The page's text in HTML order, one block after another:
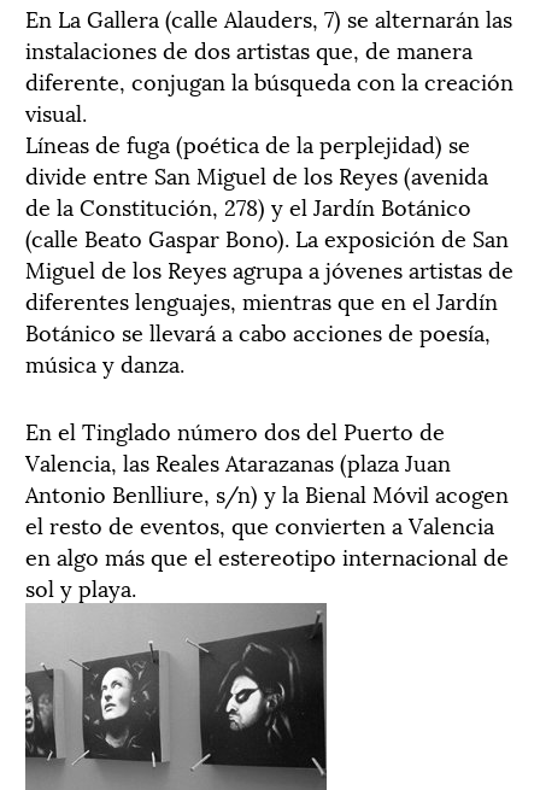
En La Gallera (calle Alauders, 7) se alternarán las
instalaciones de dos artistas que, de manera
diferente, conjugan la búsqueda con la creación
visual.
Líneas de fuga (poética de la perplejidad) se
divide entre San Miguel de los Reyes (avenida
de la Constitución, 278) y el Jardín Botánico
(calle Beato Gaspar Bono). La exposición de San
Miguel de los Reyes agrupa a jóvenes artistas de
diferentes lenguajes, mientras que en el Jardín
Botánico se llevará a cabo acciones de poesía,
música y danza.
En el Tinglado número dos del Puerto de
Valencia, las Reales Atarazanas (plaza Juan
Antonio Benlliure, s/n) y la Bienal Móvil acogen
el resto de eventos, que convierten a Valencia
en algo más que el estereotipo internacional de
sol y playa.